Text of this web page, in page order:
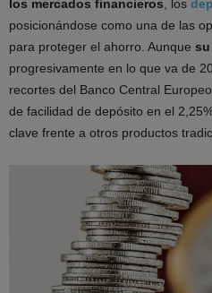
los mercados financieros , los
posicionándose como una de las
para proteger el ahorro. Aunque
progresivamente en lo que va de
recortes del Banco Central
de facilidad de depósito en el
clave frente a otros productos